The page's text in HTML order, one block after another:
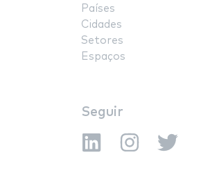
Países
Cidades
Setores
Espaços
Seguir